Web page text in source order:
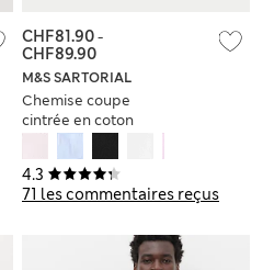
4.3
71 les commentaires reçus
M&S SARTORIAL
Chemise coupe
cintrée en coton
supérieure
CHF81.90-
CHF89.90